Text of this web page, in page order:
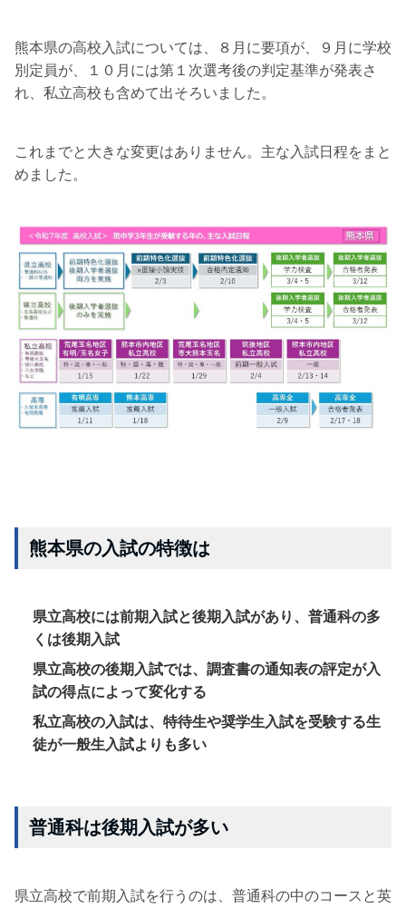
熊本県の高校入試については、８月に要項が、９月に学校
別定員が、１０月には第１次選考後の判定基準が発表さ
れ、私立高校も含めて出そろいました。
これまでと大きな変更はありません。主な入試日程をまと
めました。
熊本県の入試の特徴は
県立高校には前期入試と後期入試があり、普通科の多
くは後期入試
県立高校の後期入試では、調査書の通知表の評定が入
試の得点によって変化する
私立高校の入試は、特待生や奨学生入試を受験する生
徒が一般生入試よりも多い
普通科は後期入試が多い
県立高校で前期入試を行うのは、普通科の中のコースと英